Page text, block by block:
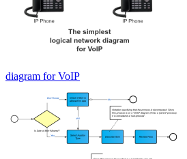
diagram for VoIP